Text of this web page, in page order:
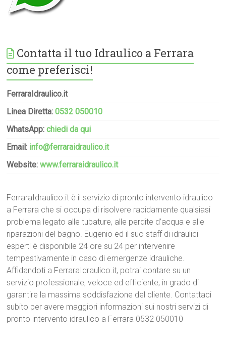
Contatta il tuo Idraulico a Ferrara
come preferisci!
FerraraIdraulico.it
Linea Diretta:0532 050010
WhatsApp:chiedi da qui
Email: info@ferraraidraulico.it
Website:www.ferraraidraulico.it
FerraraIdraulico.it è il servizio di pronto intervento idraulico
a Ferrara che si occupa di risolvere rapidamente qualsiasi
problema legato alle tubature, alle perdite d’acqua e alle
riparazioni del bagno. Eugenio ed il suo staff di idraulici
esperti è disponibile 24 ore su 24 per intervenire
tempestivamente in caso di emergenze idrauliche.
Affidandoti a FerraraIdraulico.it, potrai contare su un
servizio professionale, veloce ed efficiente, in grado di
garantire la massima soddisfazione del cliente. Contattaci
subito per avere maggiori informazioni sui nostri servizi di
pronto intervento idraulico a Ferrara 0532 050010